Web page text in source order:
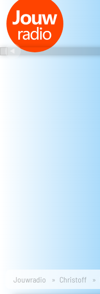
Jouwradio Christoff